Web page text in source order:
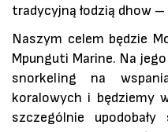
tradycyjną łodzią dhow
Naszym celem będzie
Mpunguti Marine. Na
snorkeling na
koralowych i będziemy
szczególnie